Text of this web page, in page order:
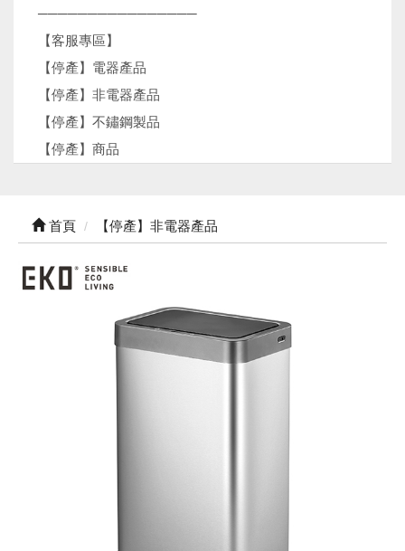
────────────────
【客服專區】
【停產】電器產品
【停產】非電器產品
【停產】不鏽鋼製品
【停產】商品
首頁 【停產】非電器產品